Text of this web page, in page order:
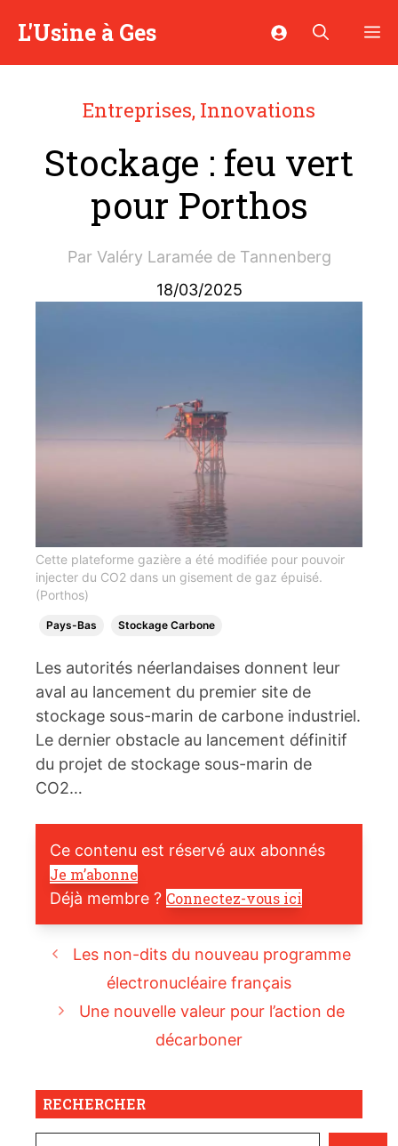
L'Usine à Ges
Entreprises, Innovations
Stockage : feu vert
pour Porthos
Par Valéry Laramée de Tannenberg
18/03/2025
Cette plateforme gazière a été modifiée pour pouvoir
injecter du CO2 dans un gisement de gaz épuisé.
(Porthos)
Pays-Bas Stockage Carbone
Les autorités néerlandaises donnent leur
aval au lancement du premier site de
stockage sous-marin de carbone industriel.
Le dernier obstacle au lancement définitif
du projet de stockage sous-marin de
CO2…
Ce contenu est réservé aux abonnés
Je m’abonne
Déjà membre ? Connectez-vous ici
Les non-dits du nouveau programme
électronucléaire français
Une nouvelle valeur pour l’action de
décarboner
RECHERCHER